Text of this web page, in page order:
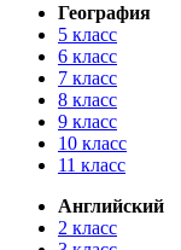
География
5 класс
6 класс
7 класс
8 класс
9 класс
10 класс
11 класс
Английский
2 класс